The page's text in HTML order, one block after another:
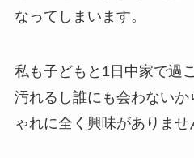
なってしまいます。
私も子どもと1日中家で過
汚れるし誰にも会わないか
ゃれに全く興味がありませ